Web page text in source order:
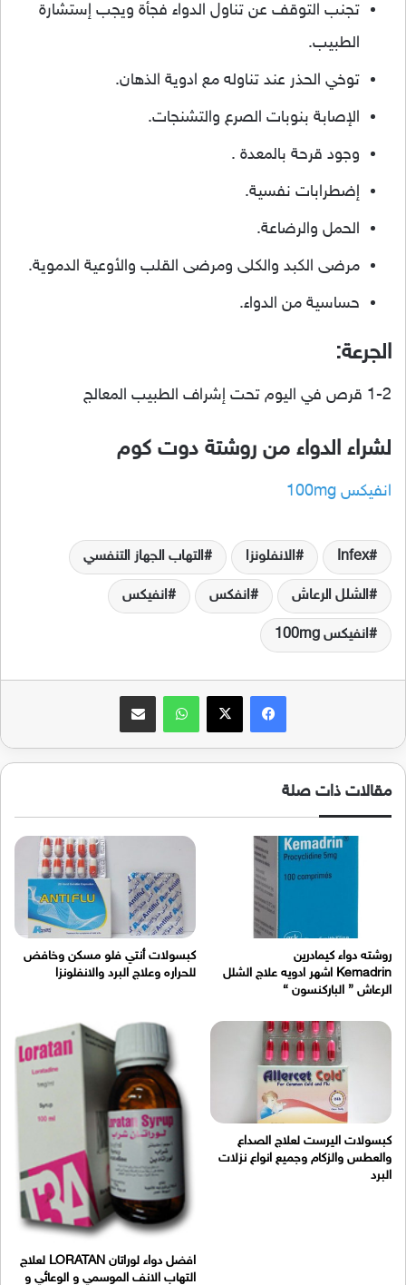
تجنب التوقف عن تناول الدواء فجأة ويجب إستشارة
الطبيب.
توخي الحذر عند تناوله مع ادوية الذهان.
الإصابة بنوبات الصرع والتشنجات.
وجود قرحة بالمعدة .
إضطرابات نفسية.
الحمل والرضاعة.
مرضى الكبد والكلى ومرضى القلب والأوعية الدموية.
حساسية من الدواء.
الجرعة:
1-2 قرص في اليوم تحت إشراف الطبيب المعالج
لشراء الدواء من روشتة دوت كوم
انفيكس 100mg
Infex الانفلونزا التهاب الجهاز التنفسي
الشلل الرعاش انفكس انفيكس
انفيكس 100mg
فيسبوك واتساب
مقالات ذات صلة
روشته دواء كيمادرين
Kemadrin اشهر ادويه علاج الشلل
الرعاش ” الباركنسون “
كبسولات أنتي فلو مسكن وخافض
للحراره وعلاج البرد والانفلونزا
كبسولات اليرست لعلاج الصداع
والعطس والزكام وجميع انواع نزلات
البرد
افضل دواء لوراتان LORATAN لعلاج
التهاب الانف الموسمي و الوعائي و